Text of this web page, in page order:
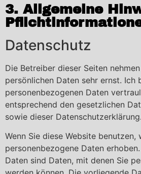
3. Allgemeine
Datenschutz
Die Betreiber dieser Seiten
persönlichen Daten sehr ernst. Ich
personenbezogenen Daten
entsprechend den gesetzlichen
sowie dieser Datenschutzerklärung.
Wenn Sie diese Website benutzen,
personenbezogene Daten
Daten sind Daten, mit denen Sie